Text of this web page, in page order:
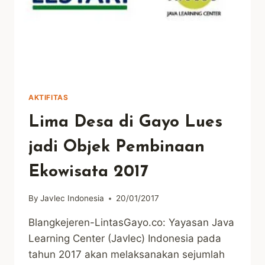
AKTIFITAS
Lima Desa di Gayo Lues
jadi Objek Pembinaan
Ekowisata 2017
By Javlec Indonesia 20/01/2017
Blangkejeren-LintasGayo.co: Yayasan Java
Learning Center (Javlec) Indonesia pada
tahun 2017 akan melaksanakan sejumlah